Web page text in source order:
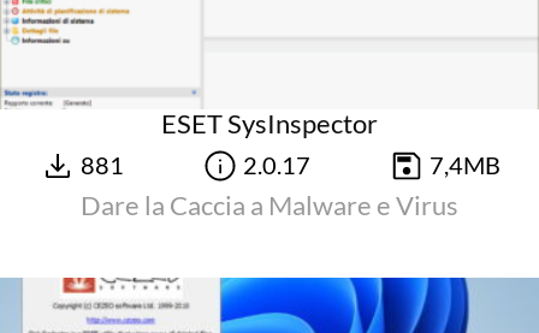
ESET SysInspector
881 2.0.17 7,4MB
Dare la Caccia a Malware e Virus